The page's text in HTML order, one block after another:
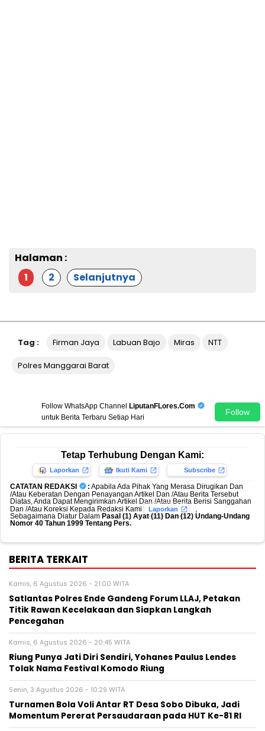
Halaman :
1
2 Selanjutnya
Tag : Firman Jaya Labuan Bajo Miras NTT
Polres Manggarai Barat
Follow WhatsApp Channel LiputanFLores.Com
untuk Berita Terbaru Setiap Hari
Follow
Tetap Terhubung Dengan Kami:
Laporkan Ikuti Kami Subscribe
CATATAN REDAKSI : Apabila Ada Pihak Yang Merasa Dirugikan Dan
/Atau Keberatan Dengan Penayangan Artikel Dan /Atau Berita Tersebut
Diatas, Anda Dapat Mengirimkan Artikel Dan /Atau Berita Berisi Sanggahan
Dan /Atau Koreksi Kepada Redaksi Kami
Laporkan
Sebagaimana Diatur Dalam Pasal (1) Ayat (11) Dan (12) Undang-Undang
Nomor 40 Tahun 1999 Tentang Pers.
BERITA TERKAIT
Kamis, 6 Agustus 2026 - 21:00 WITA
Satlantas Polres Ende Gandeng Forum LLAJ, Petakan
Titik Rawan Kecelakaan dan Siapkan Langkah
Pencegahan
Kamis, 6 Agustus 2026 - 20:45 WITA
Riung Punya Jati Diri Sendiri, Yohanes Paulus Lendes
Tolak Nama Festival Komodo Riung
Senin, 3 Agustus 2026 - 10:29 WITA
Turnamen Bola Voli Antar RT Desa Sobo Dibuka, Jadi
Momentum Pererat Persaudaraan pada HUT Ke-81 RI